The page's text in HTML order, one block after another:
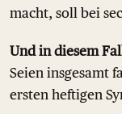
macht, soll bei
Und in diesem
Seien insgesamt
ersten heftigen